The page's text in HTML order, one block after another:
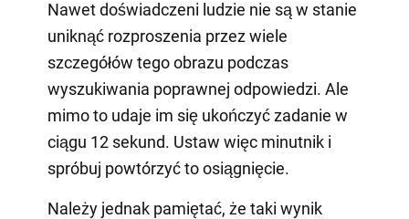
Nawet doświadczeni ludzie nie są w stanie
uniknąć rozproszenia przez wiele
szczegółów tego obrazu podczas
wyszukiwania poprawnej odpowiedzi. Ale
mimo to udaje im się ukończyć zadanie w
ciągu 12 sekund. Ustaw więc minutnik i
spróbuj powtórzyć to osiągnięcie.
Należy jednak pamiętać, że taki wynik